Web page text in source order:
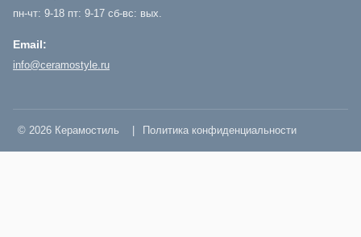
пн-чт: 9-18 пт: 9-17 сб-вс: вых.
Email:
info@ceramostyle.ru
© 2026 Керамостиль | Политика конфиденциальности